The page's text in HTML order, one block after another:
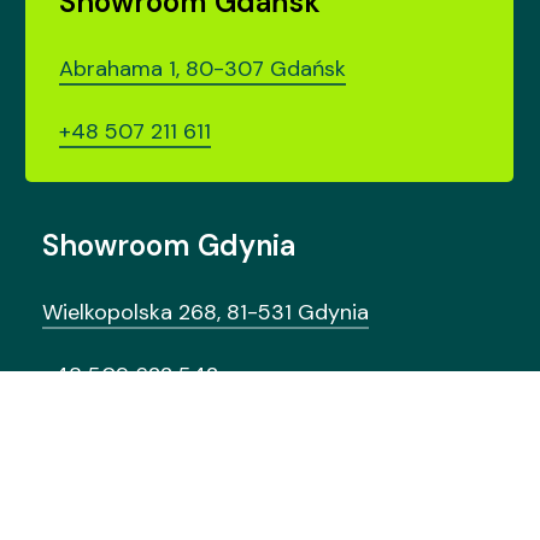
Abrahama 1, 80-307 Gdańsk
+48 507 211 611
Showroom Gdynia
Wielkopolska 268, 81-531 Gdynia
+48 509 622 542